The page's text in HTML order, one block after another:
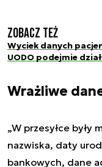
Zobacz też
Wyciek danych
UODO podejmie
Wrażliwe
„W przesyłce były
nazwiska, daty
bankowych, dane